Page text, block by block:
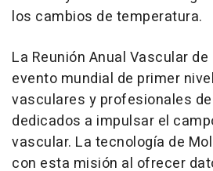
los cambios de temperatura.
La Reunión Anual Vascular de
evento mundial de primer
vasculares y profesionales
dedicados a impulsar el
vascular. La tecnología de
con esta misión al ofrecer